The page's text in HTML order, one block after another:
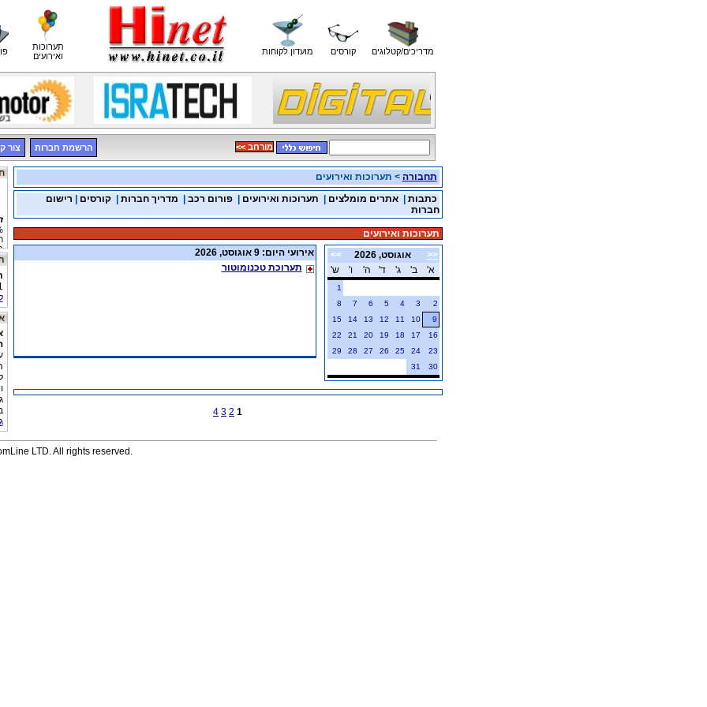
תערוכות
ואירועים
מועדון לקוחות קורסים מדריכים/קטלוגים
הרשמת חברות צור << מורחב
חדשות תחבורה
אתר היום
תחבורה > תערוכות ואירועים
כתבות |אתרים מומלצים תערוכות ואירועים |פורום רכב מדריך חברות |קורסים
רישום
חברות
תערוכות ואירועים
<<
אוגוסט, 2026
>>
א'
ב' ג' ד' ה' ו' ש'
1
2
3
4
5
6
7
8
9
10
11
12
13
14
15
16
17
18
19
20
21
22
23
24
25
26
27
28
29
30
31
אירועי היום: 9 אוגוסט, 2026
תערוכת טכנומוטור
1
2
3
4
LTD. All rights reserved.